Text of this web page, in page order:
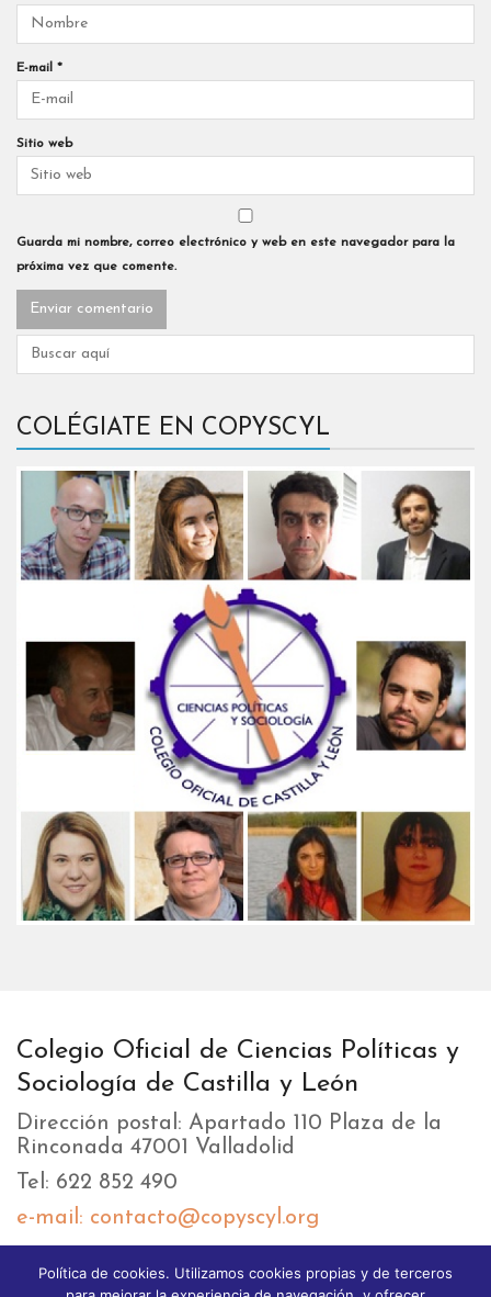
E-mail *
Sitio web
Guarda mi nombre, correo electrónico y web en este navegador para la
próxima vez que comente.
COLÉGIATE EN COPYSCYL
Colegio Oficial de Ciencias Políticas y
Sociología de Castilla y León
Dirección postal: Apartado 110 Plaza de la
Rinconada 47001 Valladolid
Tel: 622 852 490
e-mail: contacto@copyscyl.org
LIKEBOX
Política de cookies. Utilizamos cookies propias y de terceros